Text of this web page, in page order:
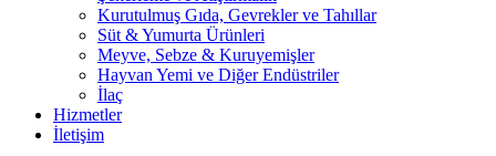
Kurutulmuş Gıda, Gevrekler ve Tahıllar
Süt & Yumurta Ürünleri
Meyve, Sebze & Kuruyemişler
Hayvan Yemi ve Diğer Endüstriler
İlaç
Hizmetler
İletişim